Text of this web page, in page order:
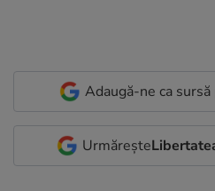
Adaugă-ne ca
Urmărește